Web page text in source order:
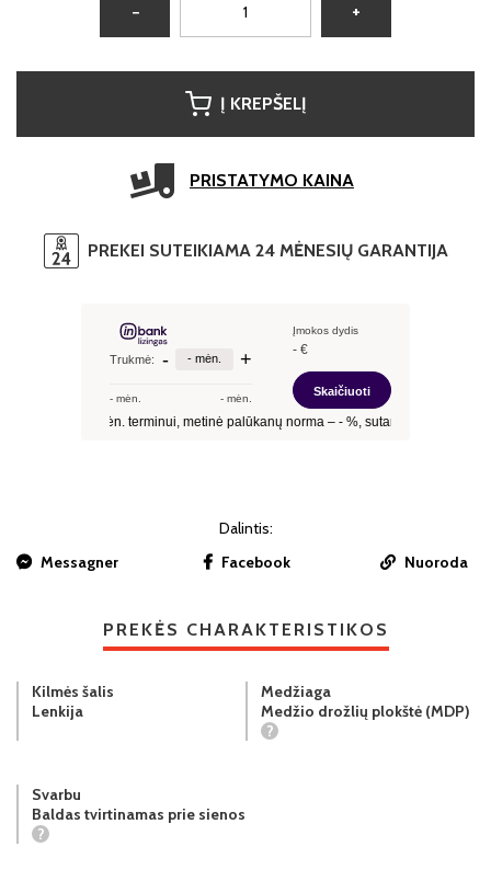
− +
Į KREPŠELĮ
PRISTATYMO KAINA
PREKEI SUTEIKIAMA 24 MĖNESIŲ GARANTIJA
Dalintis:
Messagner
Facebook Nuoroda
PREKĖS CHARAKTERISTIKOS
Kilmės šalis
Lenkija
Medžiaga
Medžio drožlių plokštė (MDP)
?
Svarbu
Baldas tvirtinamas prie sienos
?